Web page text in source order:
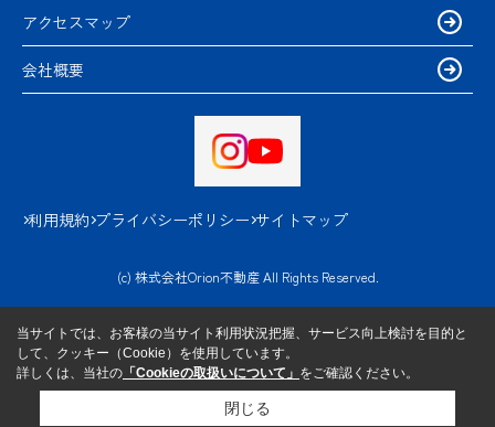
アクセスマップ
会社概要
利用規約 プライバシーポリシー サイトマップ
(c) 株式会社Orion不動産 All Rights Reserved.
当サイトでは、お客様の当サイト利用状況把握、サービス向上検討を目的と
して、クッキー（Cookie）を使用しています。
詳しくは、当社の 「Cookieの取扱いについて」 をご確認ください。
閉じる